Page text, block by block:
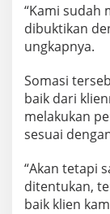
“Kami sudah
dibuktikan
ungkapnya.
Somasi
baik dari
melakukan
sesuai
“Akan tetapi
ditentukan,
baik klien